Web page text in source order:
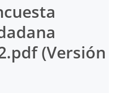
(Versión